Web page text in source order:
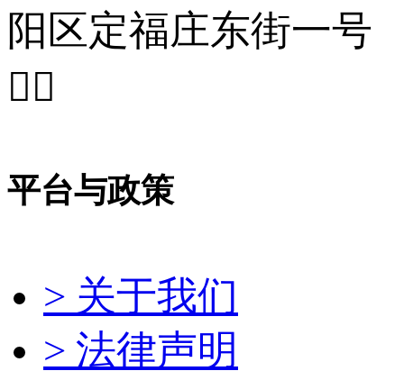
阳区定福庄东街一号

平台与政策
> 关于我们
> 法律声明